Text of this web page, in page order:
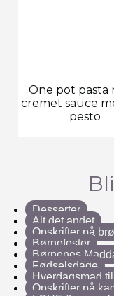
One pot pasta
cremet sauce
pesto
Desserter
Alt det andet
Opskrifter på
Børnefester
Børnenes
Fødselsdage
Hverdagsmad
Opskrifter på